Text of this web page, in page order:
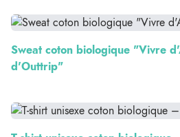
Sweat coton biologique "Vivre
d'Outtrip"